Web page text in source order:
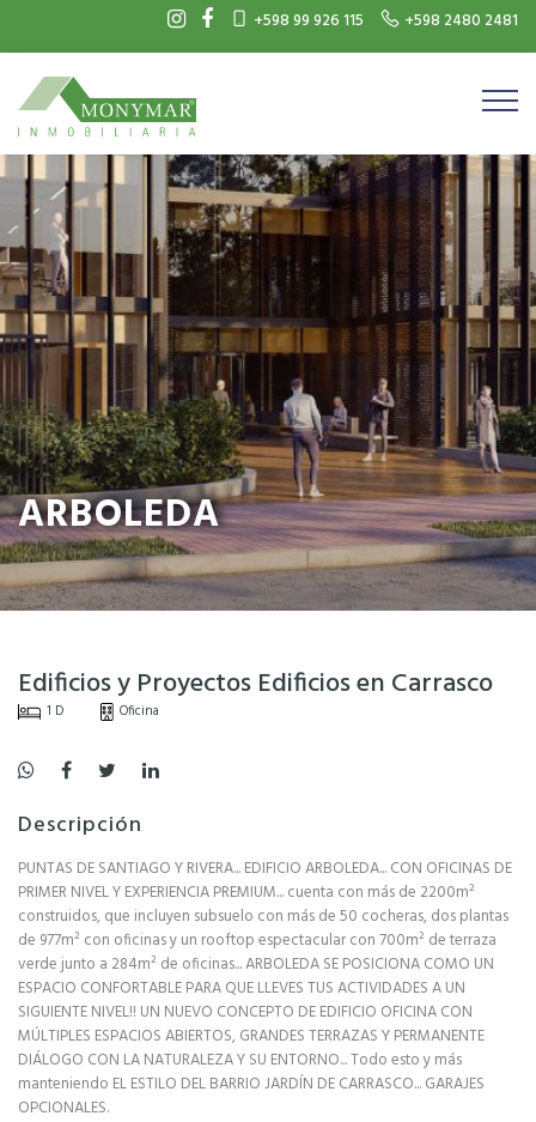
+598 99 926 115 +598 2480 2481
ARBOLEDA
Edificios y Proyectos Edificios en Carrasco
1 D Oficina
Descripción
PUNTAS DE SANTIAGO Y RIVERA... EDIFICIO ARBOLEDA... CON OFICINAS DE
PRIMER NIVEL Y EXPERIENCIA PREMIUM... cuenta con más de 2200m²
construidos, que incluyen subsuelo con más de 50 cocheras, dos plantas
de 977m² con oficinas y un rooftop espectacular con 700m² de terraza
verde junto a 284m² de oficinas... ARBOLEDA SE POSICIONA COMO UN
ESPACIO CONFORTABLE PARA QUE LLEVES TUS ACTIVIDADES A UN
SIGUIENTE NIVEL!! UN NUEVO CONCEPTO DE EDIFICIO OFICINA CON
MÚLTIPLES ESPACIOS ABIERTOS, GRANDES TERRAZAS Y PERMANENTE
DIÁLOGO CON LA NATURALEZA Y SU ENTORNO... Todo esto y más
manteniendo EL ESTILO DEL BARRIO JARDÍN DE CARRASCO... GARAJES
OPCIONALES.